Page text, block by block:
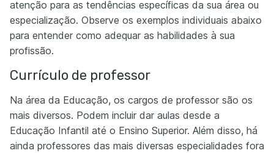
atenção para as tendências específicas da sua área ou
especialização. Observe os exemplos individuais abaixo
para entender como adequar as habilidades à sua
profissão.
Currículo de professor
Na área da Educação, os cargos de professor são os
mais diversos. Podem incluir dar aulas desde a
Educação Infantil até o Ensino Superior. Além disso, há
ainda professores das mais diversas especialidades fora